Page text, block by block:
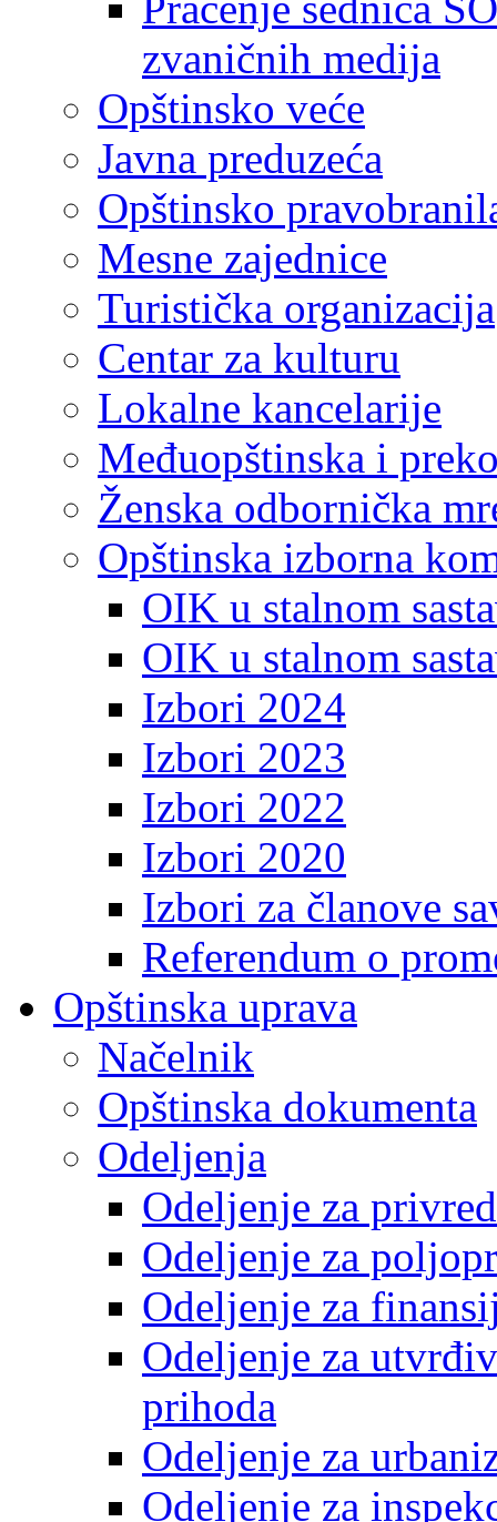
zvaničnih medija
Opštinsko veće
Javna preduzeća
Opštinsko
Mesne zajednice
Turistička organizacija
Centar za kulturu
Lokalne kancelarije
Međuopštinska i
Ženska odbornička
Opštinska izborna
OIK u stalnom
OIK u stalnom
Izbori 2024
Izbori 2023
Izbori 2022
Izbori 2020
Izbori za članove
Referendum o
Opštinska uprava
Načelnik
Opštinska dokumenta
Odeljenja
Odeljenje za
Odeljenje za
Odeljenje za
Odeljenje za
prihoda
Odeljenje za
Odeljenje za